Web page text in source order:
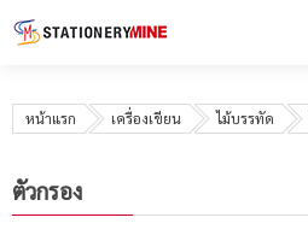
หน้าแรก เครื่องเขียน ไม้บรรทัด
ตัวกรอง